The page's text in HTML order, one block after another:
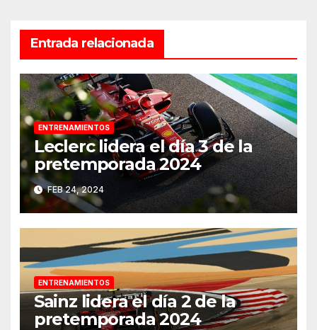
Entrada relacionada
ENTRENAMIENTOS
Leclerc lidera el día 3 de la
pretemporada 2024
FEB 24, 2024
ENTRENAMIENTOS
Sainz lidera el día 2 de la
pretemporada 2024